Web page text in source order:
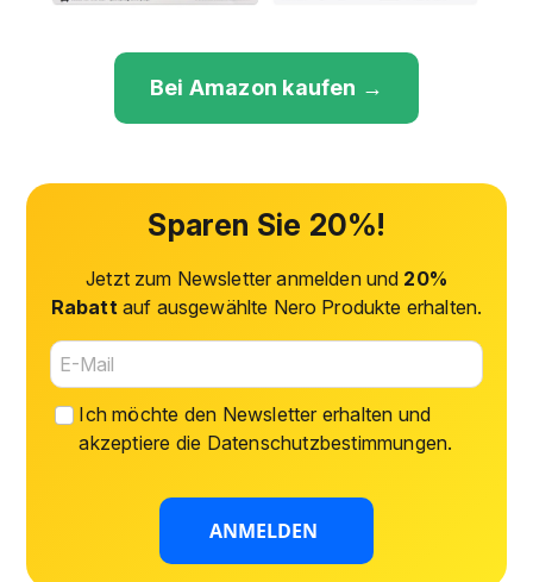
Bei Amazon kaufen →
Sparen Sie 20%!
Jetzt zum Newsletter anmelden und 20%
Rabattauf ausgewählte Nero Produkte erhalten.
Ich möchte den Newsletter erhalten und
akzeptiere die Datenschutzbestimmungen.
ANMELDEN